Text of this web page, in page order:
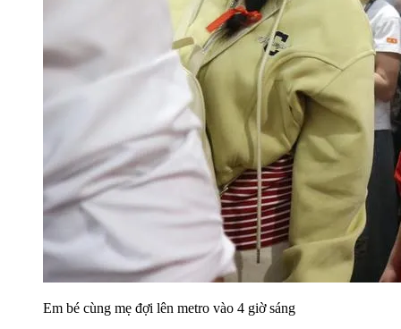
Em bé cùng mẹ đợi lên metro vào 4 giờ sáng